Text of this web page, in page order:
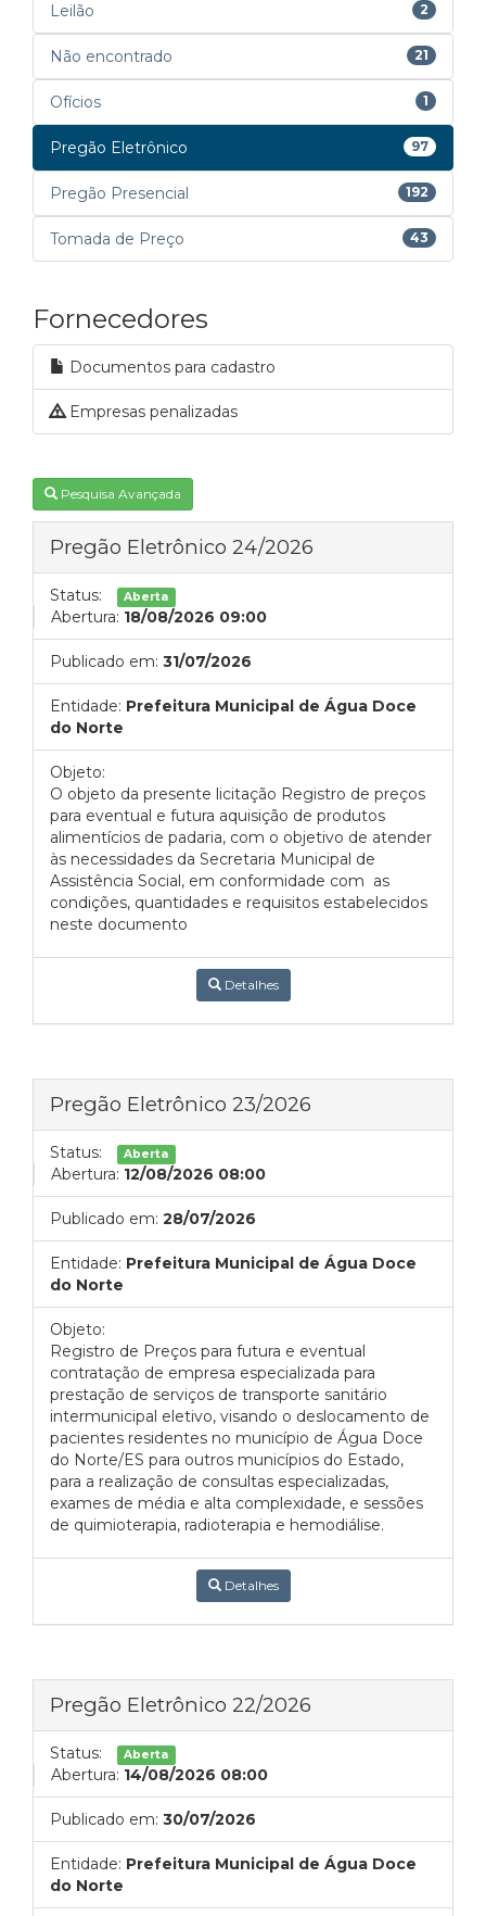
Leilão 2
Não encontrado 21
Ofícios 1
Pregão Eletrônico 97
Pregão Presencial 192
Tomada de Preço 43
Fornecedores
Documentos para cadastro
Empresas penalizadas
Pesquisa Avançada
Pregão Eletrônico 24/2026
Status: Aberta
Abertura: 18/08/2026 09:00
Publicado em: 31/07/2026
Entidade: Prefeitura Municipal de Água Doce
do Norte
Objeto:
O objeto da presente licitação Registro de preços
para eventual e futura aquisição de produtos
alimentícios de padaria, com o objetivo de atender
às necessidades da Secretaria Municipal de
Assistência Social, em conformidade com as
condições, quantidades e requisitos estabelecidos
neste documento
Detalhes
Pregão Eletrônico 23/2026
Status: Aberta
Abertura: 12/08/2026 08:00
Publicado em: 28/07/2026
Entidade: Prefeitura Municipal de Água Doce
do Norte
Objeto:
Registro de Preços para futura e eventual
contratação de empresa especializada para
prestação de serviços de transporte sanitário
intermunicipal eletivo, visando o deslocamento de
pacientes residentes no município de Água Doce
do Norte/ES para outros municípios do Estado,
para a realização de consultas especializadas,
exames de média e alta complexidade, e sessões
de quimioterapia, radioterapia e hemodiálise.
Detalhes
Pregão Eletrônico 22/2026
Status: Aberta
Abertura: 14/08/2026 08:00
Publicado em: 30/07/2026
Entidade: Prefeitura Municipal de Água Doce
do Norte